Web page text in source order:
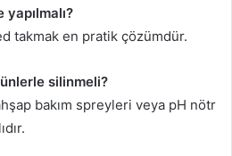
takmak en pratik çözümdür.
silinmeli?
bakım spreyleri veya pH nötr